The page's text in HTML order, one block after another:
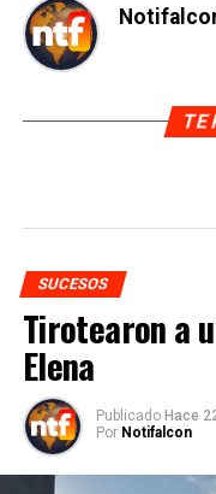
TE
SUCESOS
Tirotearon a
Elena
Publicado Hace
Por Notifalcon